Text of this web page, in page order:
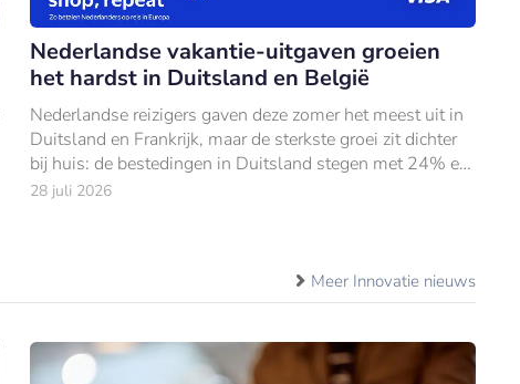
Nederlandse vakantie-uitgaven groeien
het hardst in Duitsland en België
Nederlandse reizigers gaven deze zomer het meest uit in
Duitsland en Frankrijk, maar de sterkste groei zit dichter
bij huis: de bestedingen in Duitsland stegen met 24% en
in België met 18% ten opzich
28 juli 2026
Meer Innovatie nieuws